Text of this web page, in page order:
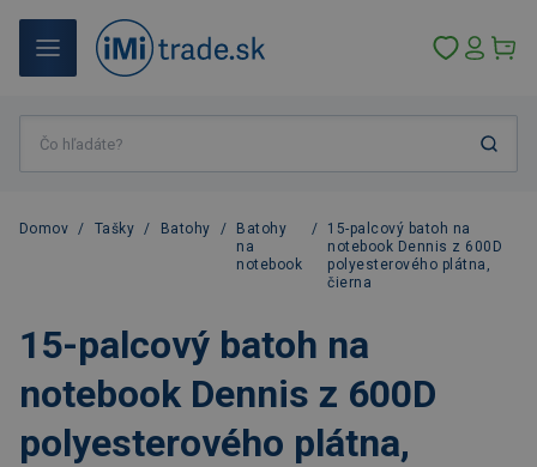
Domov / Tašky / Batohy /
Batohy
na
notebook
/
15-palcový batoh na
notebook Dennis z 600D
polyesterového plátna,
čierna
15-palcový batoh na
notebook Dennis z 600D
polyesterového plátna,